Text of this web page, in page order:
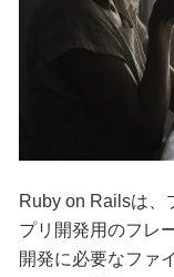
Ruby on Railsは、
プリ開発用のフレ
開発に必要なファ